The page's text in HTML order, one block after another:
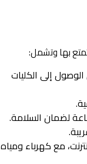
بها وتشمل:
في الوصول إلى الكليات
لضمان السلامة.
مع كهرباء ومياه